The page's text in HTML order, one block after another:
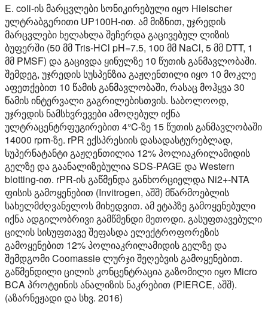
E. coli-ის მარცვლები სონიკირებული იყო Hielscher
ულტრაბგერითი UP100H-ით. ამ მიზნით, უჯრედის
მარცვლები ხელახლა შეჩერდა გაცივებულ ლიზის
ბუფერში (50 მმ Tris-HCl pH=7.5, 100 მმ NaCl, 5 მმ DTT, 1
მმ PMSF) და გაცივდა ყინულზე 10 წუთის განმავლობაში.
შემდეგ, უჯრედის სუსპენზია გაჟღენთილი იყო 10 მოკლე
აფეთქებით 10 წამის განმავლობაში, რასაც მოჰყვა 30
წამის ინტერვალი გაგრილებისთვის. საბოლოოდ,
უჯრედის ნამსხვრევები ამოღებულ იქნა
ულტრაცენტრფუგირებით 4°C-ზე 15 წუთის განმავლობაში
14000 rpm-ზე. rPR ექსპრესიის დასადასტურებლად,
სუპერნატანტი გაჟღენთილია 12% პოლიაკრილამიდის
გელზე და გაანალიზებულია SDS-PAGE და Western
blotting-ით. rPR-ის გაწმენდა განხორციელდა Ni2+-NTA
ფისის გამოყენებით (Invitrogen, აშშ) მწარმოებლის
სახელმძღვანელოს მიხედვით. ამ ეტაპზე გამოყენებული
იქნა ადგილობრივი გამწმენდი მეთოდი. გასუფთავებული
ცილის სისუფთავე შეფასდა ელექტროფორეზის
გამოყენებით 12% პოლიაკრილამიდის გელზე და
შემდგომი Coomassie ლურჯი შეღებვის გამოყენებით.
გაწმენდილი ცილის კონცენტრაცია გაზომილი იყო Micro
BCA პროტეინის ანალიზის ნაკრებით (PIERCE, აშშ).
(აზარნეჟადი და სხვ. 2016)